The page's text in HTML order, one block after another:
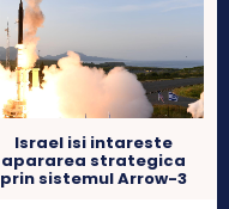
Israel isi intareste
apararea strategica
prin sistemul Arrow-3